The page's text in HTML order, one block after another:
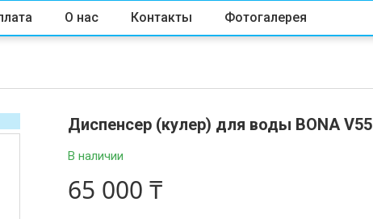
О нас Контакты Фотогалерея
Диспенсер (кулер) для воды BONA V55
В наличии
65 000 ₸